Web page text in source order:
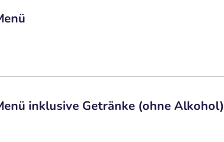
inklusive Getränke (ohne Alkohol)